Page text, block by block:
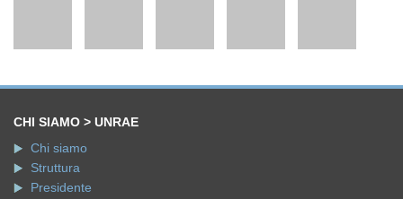
CHI SIAMO > UNRAE
Chi siamo
Struttura
Presidente